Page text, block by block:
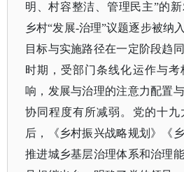
明、村容整洁、管理民主”的
乡村“发展-治理”议题逐步被纳
目标与实施路径在一定阶段趋
时期，受部门条线化运作与
响，发展与治理的注意力配置
协同程度有所减弱。党的十九
后，《乡村振兴战略规划》《
推进城乡基层治理体系和治理